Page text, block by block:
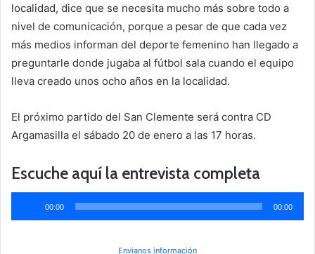
localidad, dice que se necesita mucho más sobre todo a
nivel de comunicación, porque a pesar de que cada vez
más medios informan del deporte femenino han llegado a
preguntarle donde jugaba al fútbol sala cuando el equipo
lleva creado unos ocho años en la localidad.
El próximo partido del San Clemente será contra CD
Argamasilla el sábado 20 de enero a las 17 horas.
Escuche aquí la entrevista completa
de
00:00 00:00
Envianos información